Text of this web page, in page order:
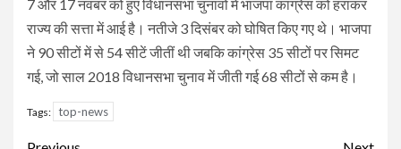
7 और 17 नवंबर को हुए विधानसभा चुनावों में भाजपा कांग्रेस को हराकर
राज्य की सत्ता में आई है। नतीजे 3 दिसंबर को घोषित किए गए थे। भाजपा
ने 90 सीटों में से 54 सीटें जीतीं थी जबकि कांग्रेस 35 सीटों पर सिमट
गई, जो साल 2018 विधानसभा चुनाव में जीती गई 68 सीटों से कम है।
Tags: top-news